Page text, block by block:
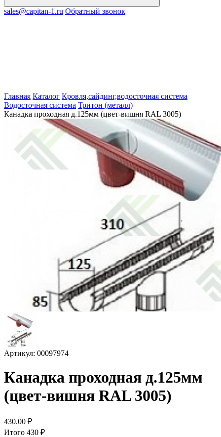
sales@capitan-1.ru Обратный звонок
Главная Каталог Кровля,сайдинг,водосточная система
Водосточная система Тритон (металл)
Канадка проходная д.125мм (цвет-вишня RAL 3005)
Артикул: 00097974
Канадка проходная д.125мм
(цвет-вишня RAL 3005)
430.00 ₽
Итого 430 ₽